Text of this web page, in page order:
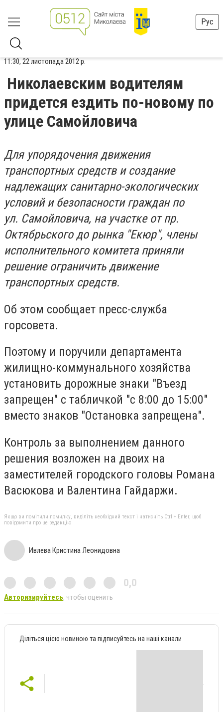
Рус
11:30, 22 листопада 2012 р.
Николаевским водителям
придется ездить по-новому по
улице Самойловича
Для упорядочения движения
транспортных средств и создание
надлежащих санитарно-экологических
условий и безопасности граждан по
ул. Самойловича, на участке от пр.
Октябрьского до рынка "Екюр", члены
исполнительного комитета приняли
решение ограничить движение
транспортных средств.
Об этом сообщает пресс-служба
горсовета.
Поэтому и поручили департамента
жилищно-коммунального хозяйства
установить дорожные знаки "Въезд
запрещен" с табличкой "с 8:00 до 15:00"
вместо знаков "Остановка запрещена".
Контроль за выполнением данного
решения возложен на двоих на
заместителей городского головы Романа
Васюкова и Валентина Гайдаржи.
Якщо ви помітили помилку, виділіть необхідний текст і натисніть Ctrl + Enter, щоб
повідомити про це редакцію
Ивлева Кристина Леонидовна
0,0
Авторизируйтесь, чтобы оценить
Діліться цією новиною та підписуйтесь на наші канали